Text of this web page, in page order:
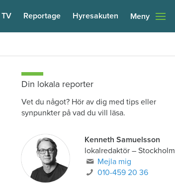
TV Reportage Hyresakuten Meny
Din lokala reporter
Vet du något? Hör av dig med tips eller
synpunkter på vad du vill läsa.
Kenneth Samuelsson
lokalredaktör– Stockholm
Mejla mig
010-459 20 36